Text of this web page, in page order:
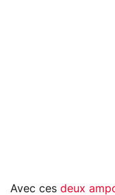
Avec ces deux